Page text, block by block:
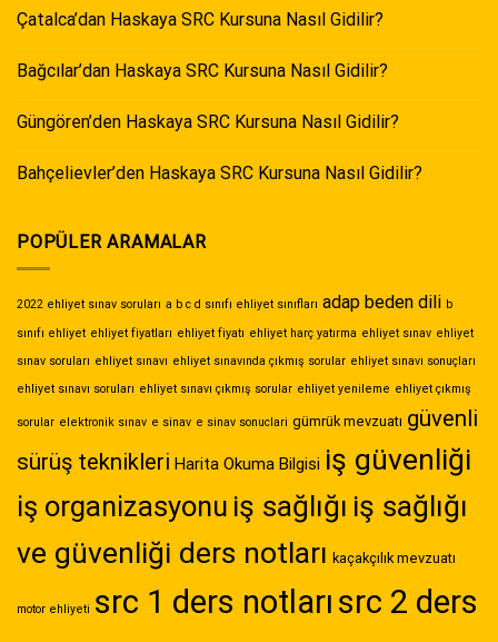
Çatalca’dan Haskaya SRC Kursuna Nasıl Gidilir?
Bağcılar’dan Haskaya SRC Kursuna Nasıl Gidilir?
Güngören’den Haskaya SRC Kursuna Nasıl Gidilir?
Bahçelievler’den Haskaya SRC Kursuna Nasıl Gidilir?
POPÜLER ARAMALAR
2022 ehliyet sınav soruları a b c d sınıfı ehliyet sınıfları adap beden dili b
sınıfı ehliyet ehliyet fiyatları ehliyet fiyatı ehliyet harç yatırma ehliyet sınav ehliyet
sınav soruları ehliyet sınavı ehliyet sınavında çıkmış sorular ehliyet sınavı sonuçları
ehliyet sınavı soruları ehliyet sınavı çıkmış sorular ehliyet yenileme ehliyet çıkmış
sorular elektronik sınav e sinav e sinav sonuclari gümrük mevzuatı güvenli
sürüş teknikleri Harita Okuma Bilgisi iş güvenliği
iş organizasyonu iş sağlığı iş sağlığı
ve güvenliği ders notları kaçakçılık mevzuatı
motor ehliyeti src 1 ders notları src 2 ders